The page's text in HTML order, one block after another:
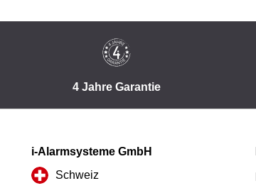
4 Jahre Garantie
i-Alarmsysteme GmbH
Schweiz